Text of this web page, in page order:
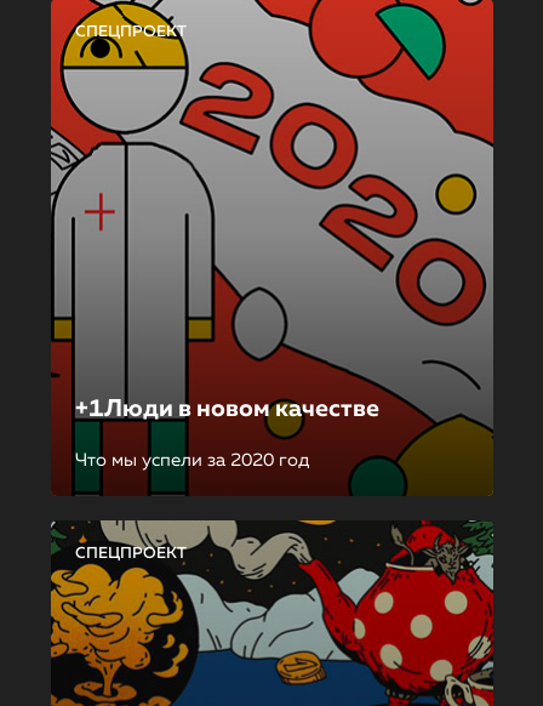
СПЕЦПРОЕКТ
+1Люди в новом качестве
Что мы успели за 2020 год
СПЕЦПРОЕКТ